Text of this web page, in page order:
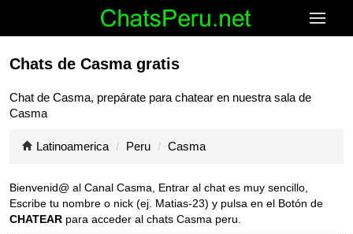
Chats de Casma gratis
Chat de Casma, prepárate para chatear en nuestra sala de
Casma
Latinoamerica Peru Casma
Bienvenid@ al Canal Casma , Entrar al chat es muy sencillo,
Escribe tu nombre o nick (ej. Matias-23) y pulsa en el Botón de
CHATEAR para acceder al chats Casma peru.